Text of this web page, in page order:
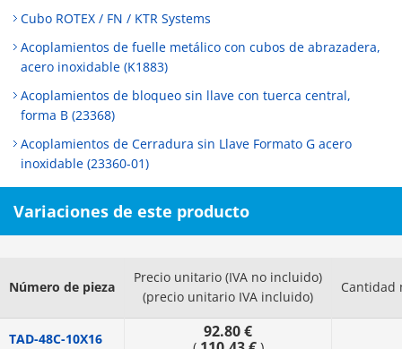
Cubo ROTEX / FN / KTR Systems
Acoplamientos de fuelle metálico con cubos de abrazadera,
acero inoxidable (K1883)
Acoplamientos de bloqueo sin llave con tuerca central,
forma B (23368)
Acoplamientos de Cerradura sin Llave Formato G acero
inoxidable (23360-01)
Variaciones de este producto
Número de pieza
Precio unitario (IVA no incluido)
(precio unitario IVA incluido)
Cantidad
TAD-48C-10X16 92.80 €